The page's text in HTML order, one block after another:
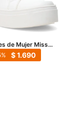
de Mujer Miss
con plataforma -
$1.690